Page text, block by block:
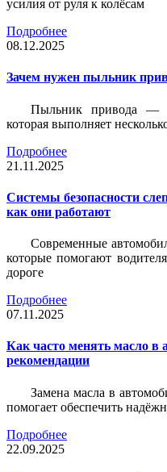
усилия от руля к колёсам
Подробнее
08.12.2025
Зачем нужен пыльник
Пыльник привода —
которая выполняет
Подробнее
21.11.2025
Системы безопасности
как они работают
Современные
которые помогают
дороге
Подробнее
07.11.2025
Как часто менять масло в
рекомендации
Замена масла в
помогает обеспечить
Подробнее
22.09.2025